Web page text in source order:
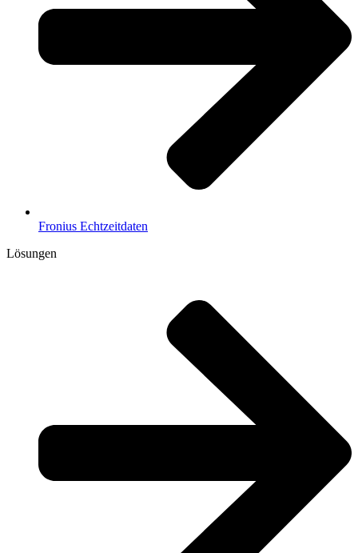
Fronius Echtzeitdaten
Lösungen